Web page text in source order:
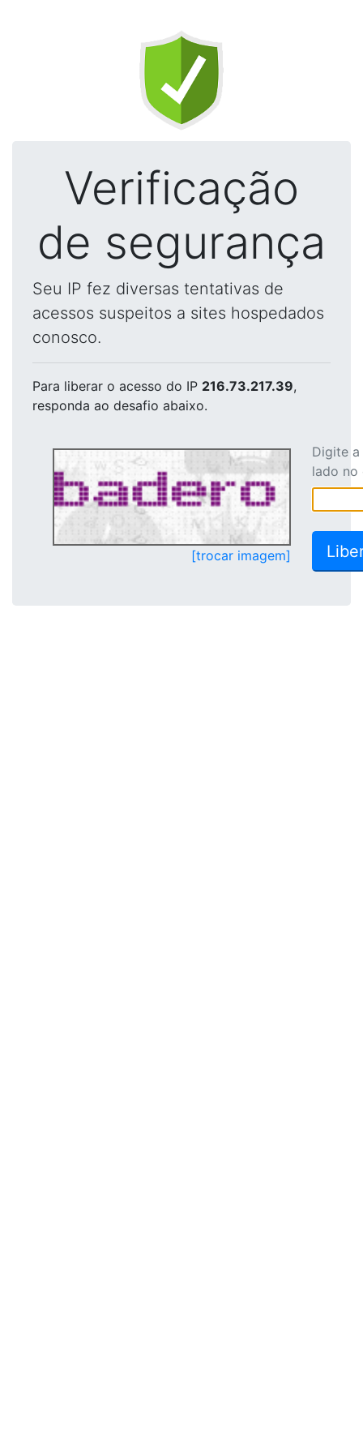
Verificação
de segurança
Seu IP fez diversas tentativas de
acessos suspeitos a sites hospedados
conosco.
Para liberar o acesso do IP 216.73.217.39,
responda ao desafio abaixo.
[trocar imagem]
Digite
lado no